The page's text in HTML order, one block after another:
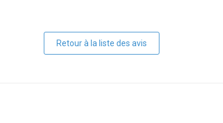
Retour à la liste des avis